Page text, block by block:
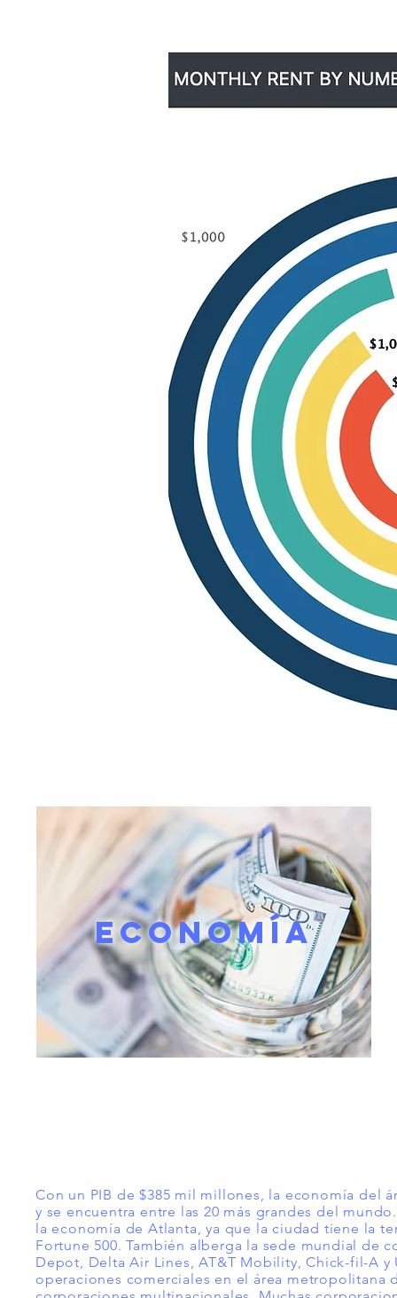
ECONOMÍA
Con un PIB de $385 mil millones, la economía del
y se encuentra entre las 20 más grandes del
la economía de Atlanta, ya que la ciudad tiene la
Fortune 500. También alberga la sede mundial de
Depot, Delta Air Lines, AT&T Mobility, Chick-fil-A y
operaciones comerciales en el área metropolitana